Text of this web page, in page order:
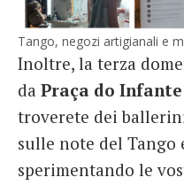
Tango, negozi artigianali e
Inoltre, la terza
da Praça do
troverete dei
sulle note del
sperimentando le